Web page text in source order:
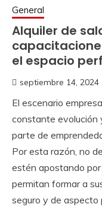
General
Alquiler de
el espacio
septiembre 14, 2024
El escenario
constante evolución
parte de
Por esta razón, no
estén apostando
permitan formar a
seguro y de aspecto